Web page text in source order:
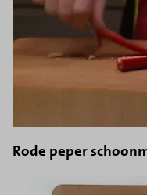
Rode peper